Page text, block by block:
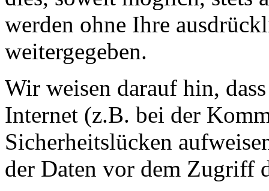
werden ohne Ihre
weitergegeben.
Wir weisen darauf hin,
Internet (z.B. bei der
Sicherheitslücken
der Daten vor dem Zugriff